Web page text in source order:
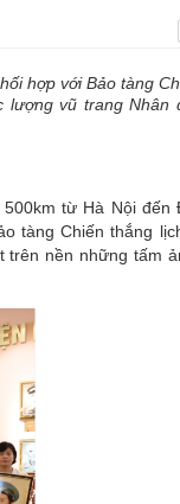
hợp với Bảo tàng
vũ trang Nhân
từ Hà Nội đến
tàng Chiến thắng
trên nền những tấm